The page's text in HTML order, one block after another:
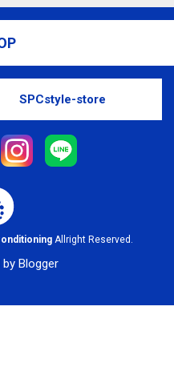
お問い合わせは
おります。
SPCstyle-store
Allright Reserved.
Blogger